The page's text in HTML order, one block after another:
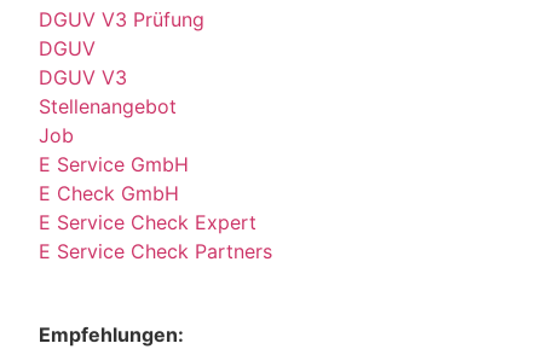
DGUV V3 Prüfung
DGUV
DGUV V3
Stellenangebot
Job
E Service GmbH
E Check GmbH
E Service Check Expert
E Service Check Partners
Empfehlungen: